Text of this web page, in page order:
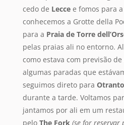
cedo de Lecce e fomos para
conhecemos a Grotte della
para a Praia de Torre
pelas praias ali no entorno.
como estava com previsão
algumas paradas que
seguimos direto para Otranto
durante a tarde. Voltamos
jantamos por ali em um
pelo The Fork (se for reservar